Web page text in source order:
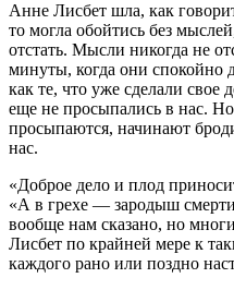
Анне Лисбет шла, как
то могла обойтись без
отстать. Мысли никогда не
минуты, когда они
как те, что уже сделали свое
еще не просыпались в нас. Но
просыпаются, начинают
нас.
«Доброе дело и плод
«А в грехе — зародыш
вообще нам сказано, но
Лисбет по крайней мере к
каждого рано или поздно